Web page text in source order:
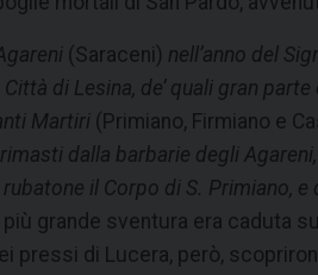
(Saraceni) nell’anno del
di Lesina, de’ quali gran
Martiri (Primiano, Firmiano e
dalla barbarie degli
il Corpo di S. Primiano,
grande sventura era caduta
di Lucera, però,